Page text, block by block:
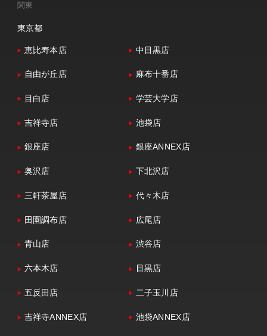
関東
東京都
恵比寿本店 中目黒店
自由が丘店 麻布十番店
目白店 学芸大学店
吉祥寺店 池袋店
銀座店 銀座ANNEX店
奥沢店 下北沢店
三軒茶屋店 代々木店
田園調布店 広尾店
青山店 渋谷店
六本木店 目黒店
五反田店 二子玉川店
吉祥寺ANNEX店 池袋ANNEX店